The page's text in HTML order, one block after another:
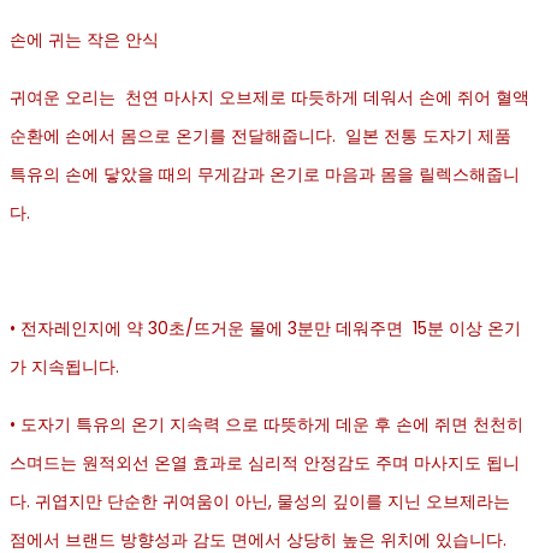
손에 귀는 작은 안식
귀여운 오리는 천연 마사지 오브제로 따듯하게 데워서 손에 쥐어 혈액
순환에 손에서 몸으로 온기를 전달해줍니다. 일본 전통 도자기 제품
특유의 손에 닿았을 때의 무게감과 온기로 마음과 몸을 릴렉스해줍니
다.
• 전자레인지에 약 30초/뜨거운 물에 3분만 데워주면 15분 이상 온기
가 지속됩니다.
• 도자기 특유의 온기 지속력 으로 따뜻하게 데운 후 손에 쥐면 천천히
스며드는 원적외선 온열 효과로 심리적 안정감도 주며 마사지도 됩니
다. 귀엽지만 단순한 귀여움이 아닌, 물성의 깊이를 지닌 오브제라는
점에서 브랜드 방향성과 감도 면에서 상당히 높은 위치에 있습니다.